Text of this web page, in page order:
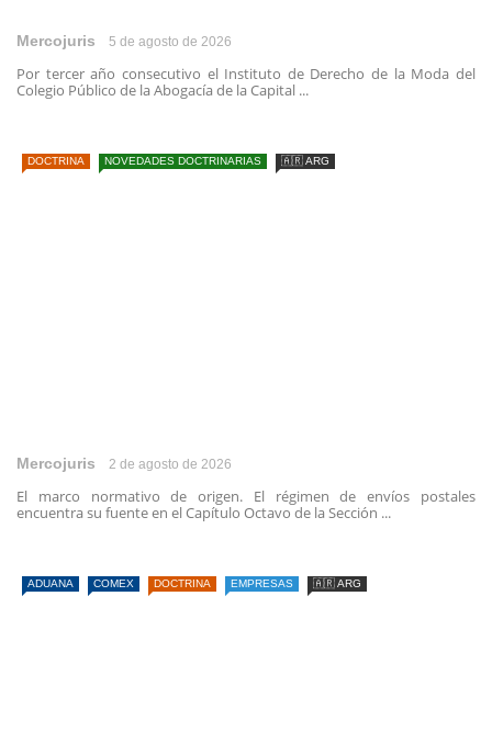
Mercojuris 5 de agosto de 2026
Por tercer año consecutivo el Instituto de Derecho de la Moda del
Colegio Público de la Abogacía de la Capital ...
DOCTRINA NOVEDADES DOCTRINARIAS 🇦🇷 ARG
Mercojuris 2 de agosto de 2026
El marco normativo de origen. El régimen de envíos postales
encuentra su fuente en el Capítulo Octavo de la Sección ...
ADUANA COMEX DOCTRINA EMPRESAS 🇦🇷 ARG